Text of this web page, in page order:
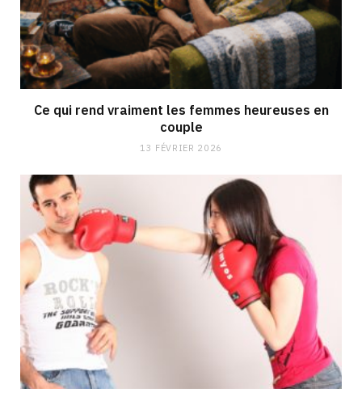
Ce qui rend vraiment les femmes heureuses en
couple
13 FÉVRIER 2026